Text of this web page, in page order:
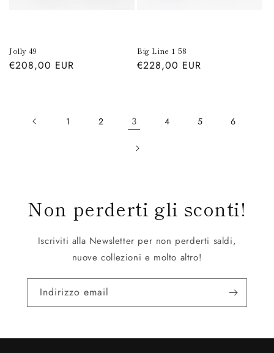
Jolly 49
Prezzo
€208,00 EUR
Big Line 1 58
Prezzo
€228,00 EUR
1 2 3 4 5 6
Non perderti gli sconti!
Iscriviti alla Newsletter per non perderti saldi,
nuove collezioni e molto altro!
Indirizzo email